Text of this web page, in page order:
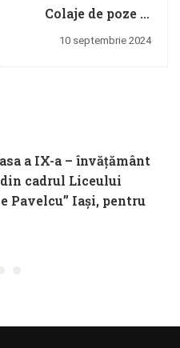
Colaje de poze și
cuvinte
10 septembrie 2024
a IX-a – învățământ
cadrul Liceului
Pavelcu” Iași, pentru